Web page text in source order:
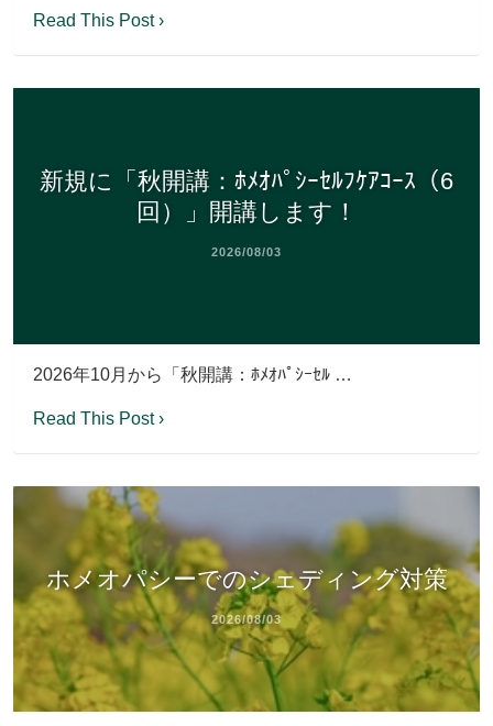
Read This Post ›
新規に「秋開講：ﾎﾒｵﾊﾟｼｰｾﾙﾌｹｱｺｰｽ（6
回）」開講します！
2026/08/03
2026年10月から「秋開講：ﾎﾒｵﾊﾟｼｰｾﾙ …
Read This Post ›
ホメオパシーでのシェディング対策
2026/08/03